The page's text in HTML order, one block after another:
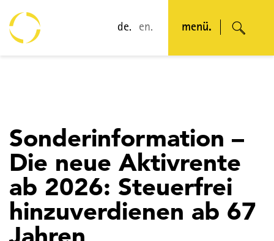
de. en. menü.
Sonderinformation –
Die neue Aktivrente
ab 2026: Steuerfrei
hinzuverdienen ab 67